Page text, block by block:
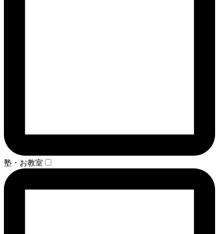
塾・お教室